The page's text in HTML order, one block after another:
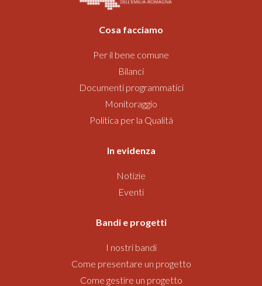
Cosa facciamo
Per il bene comune
Bilanci
Documenti programmatici
Monitoraggio
Politica per la Qualità
In evidenza
Notizie
Eventi
Bandi e progetti
I nostri bandi
Come presentare un progetto
Come gestire un progetto